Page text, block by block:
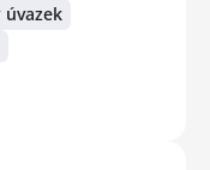
úvazek